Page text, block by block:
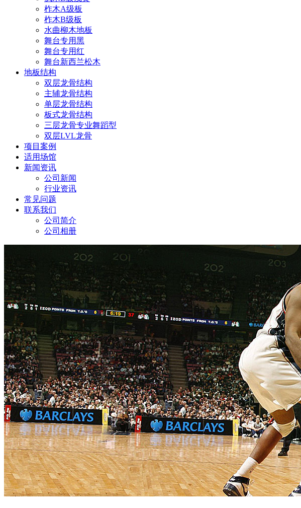
柞木A级板
柞木B级板
水曲柳木地板
舞台专用黑
舞台专用红
舞台新西兰松木
地板结构
双层龙骨结构
主辅龙骨结构
单层龙骨结构
板式龙骨结构
三层龙骨专业舞蹈型
双层LVL龙骨
项目案例
适用场馆
新闻资讯
公司新闻
行业资讯
常见问题
联系我们
公司简介
公司相册